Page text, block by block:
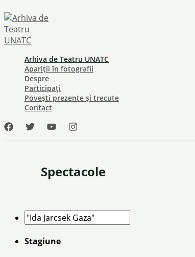
to
content
Arhiva de Teatru UNATC
Apariții în fotografii
Despre
Participați
Povești prezente și trecute
Contact
Spectacole
Stagiune